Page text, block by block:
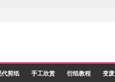
代剪纸 手工欣赏 衍纸教程 变